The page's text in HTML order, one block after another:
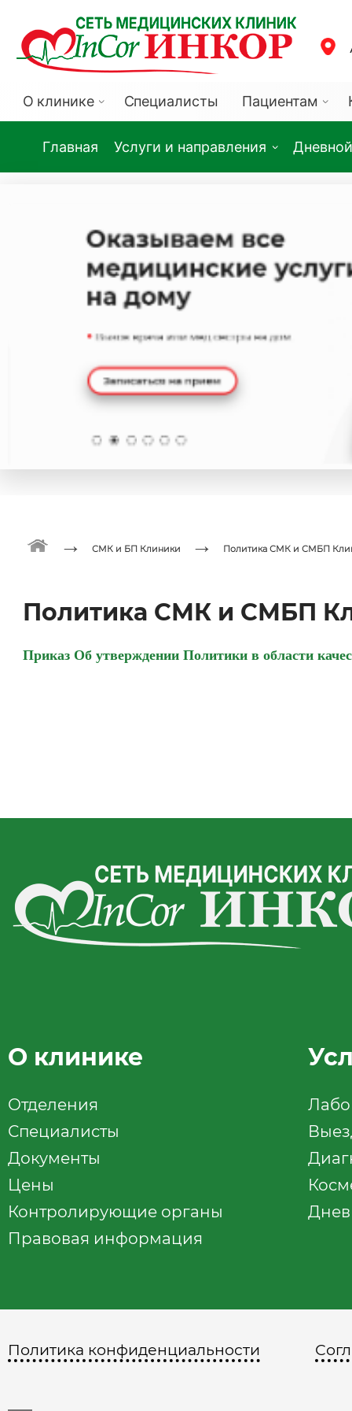
О клинике Специалисты Пациентам
Главная Услуги и направления
→ СМК и БП Клиники → Политика СМК и СМБП
Политика СМК и СМБП
Приказ Об утверждении Политики в области
О клинике
Отделения
Специалисты
Документы
Цены
Контролирующие органы
Правовая информация
Политика конфиденциальности